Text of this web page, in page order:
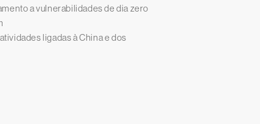
a vulnerabilidades de dia zero
ligadas à China e dos